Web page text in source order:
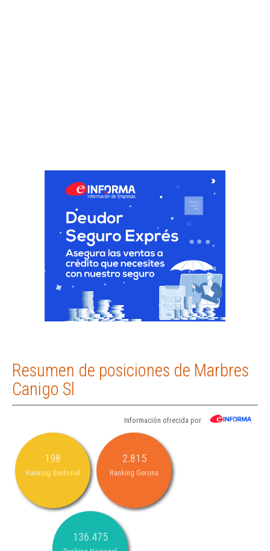
Resumen de posiciones de Marbres
Canigo Sl
Información ofrecida por
198
Ranking Sectorial
2.815
Ranking Gerona
136.475